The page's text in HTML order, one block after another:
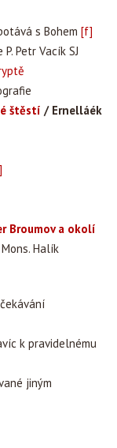
s Bohem [f]
Petr Vacík SJ
štěstí / Ernelláék
Broumov a okolí
Halík
k pravidelnému
jiným